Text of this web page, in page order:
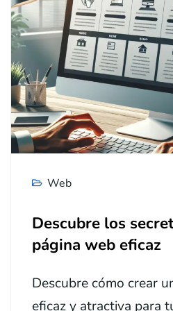
Web
Descubre los
página web eficaz
Descubre cómo crear
eficaz y atractiva para